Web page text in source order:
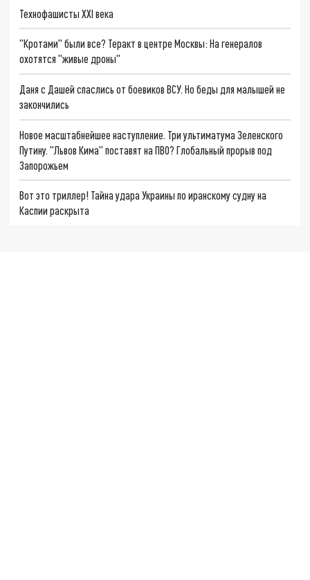
Технофашисты XXI века
"Кротами" были все? Теракт в центре Москвы: На генералов
охотятся "живые дроны"
Даня с Дашей спаслись от боевиков ВСУ. Но беды для малышей не
закончились
Новое масштабнейшее наступление. Три ультиматума Зеленского
Путину. "Львов Кима" поставят на ПВО? Глобальный прорыв под
Запорожьем
Вот это триллер! Тайна удара Украины по иранскому судну на
Каспии раскрыта